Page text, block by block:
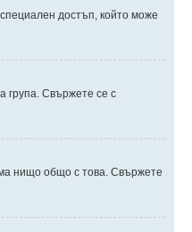
достъп, който може
група. Свържете се с
нищо общо с това. Свържете